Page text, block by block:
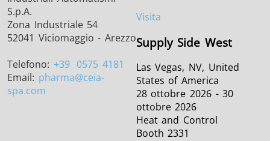
S.p.A.
Zona Industriale 54
52041 Viciomaggio - Arezzo
Telefono: +39 0575 4181
Email: pharma@ceia-
spa.com
Visita
Supply Side West
Las Vegas, NV, United
States of America
28 ottobre 2026 - 30
ottobre 2026
Heat and Control
Booth 2331